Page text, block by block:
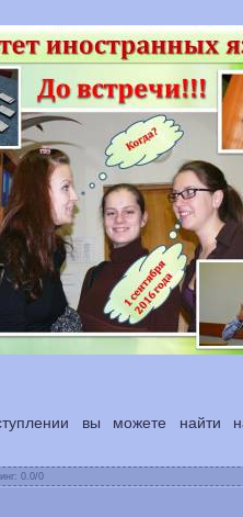
вы можете
0.0/0